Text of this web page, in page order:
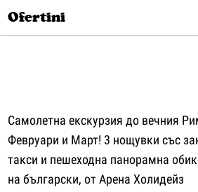
Ofertini
Самолетна екскурзия до вечния
Февруари и Март! 3 нощувки със
такси и пешеходна панорамна
на български, от Арена Холидейз